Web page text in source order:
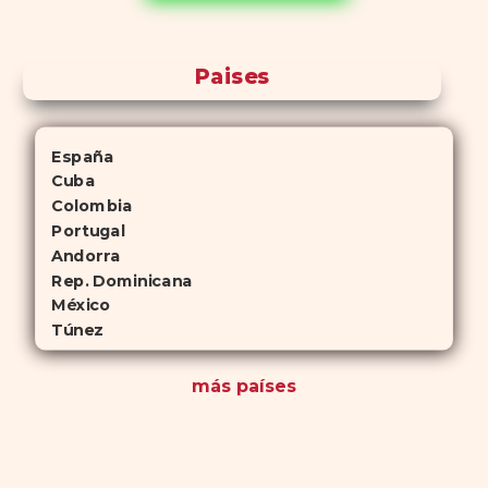
Paises
España
Cuba
Colombia
Portugal
Andorra
Rep. Dominicana
México
Túnez
más países